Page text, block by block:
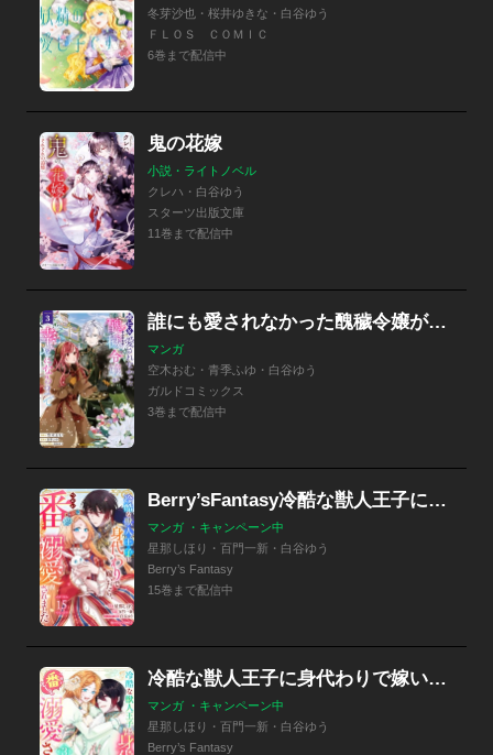
冬芽沙也・桜井ゆきな・白谷ゆう
ＦＬＯＳ ＣＯＭＩＣ
6巻まで配信中
鬼の花嫁
小説・ライトノベル
クレハ・白谷ゆう
スターツ出版文庫
11巻まで配信中
誰にも愛されなかった醜穢令嬢が幸せになるまで（ガルドコミックス）
マンガ
空木おむ・青季ふゆ・白谷ゆう
ガルドコミックス
3巻まで配信中
Berry’sFantasy冷酷な獣人王子に身代わりで嫁いだら、番（つがい）として溺愛されました
マンガ ・キャンペーン中
星那しほり・百門一新・白谷ゆう
Berry’s Fantasy
15巻まで配信中
冷酷な獣人王子に身代わりで嫁いだら、番（つがい）として溺愛されました
マンガ ・キャンペーン中
星那しほり・百門一新・白谷ゆう
Berry’s Fantasy